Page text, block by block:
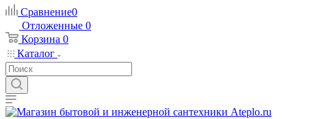
Сравнение0
Отложенные 0
Корзина 0
Каталог